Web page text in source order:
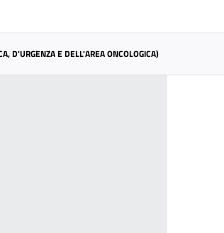
D'URGENZA E DELL'AREA ONCOLOGICA)